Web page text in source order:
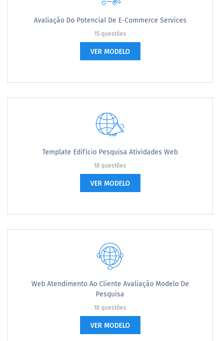
Avaliação Do Potencial De E-Commerce Services
15 questões
VER MODELO
Template Edifício Pesquisa Atividades Web
18 questões
VER MODELO
Web Atendimento Ao Cliente Avaliação Modelo De
Pesquisa
18 questões
VER MODELO